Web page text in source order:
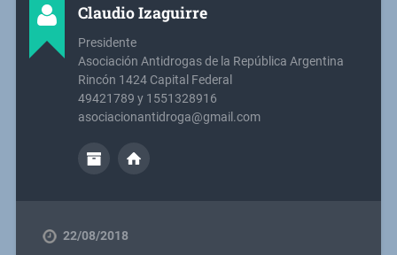
Claudio Izaguirre
Presidente
Asociación Antidrogas de la República Argentina
Rincón 1424 Capital Federal
49421789 y 1551328916
asociacionantidroga@gmail.com
22/08/2018